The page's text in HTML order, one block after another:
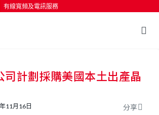
有線寬頻及電訊服務
按輸入鍵開始搜尋
司計劃採購美國本土出產晶
11月16日 分享